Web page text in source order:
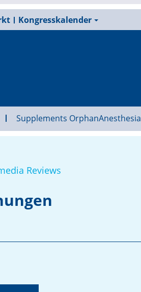
Kongresskalender
Supplements OrphanAnesthesia
Reviews